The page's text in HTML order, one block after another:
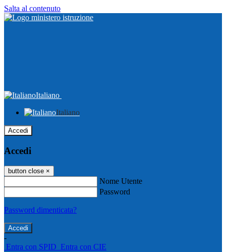
Salta al contenuto
Italiano
Italiano
Accedi
Accedi
button close ×
Nome Utente
Password
Password dimenticata?
-
Entra con SPID Entra con CIE